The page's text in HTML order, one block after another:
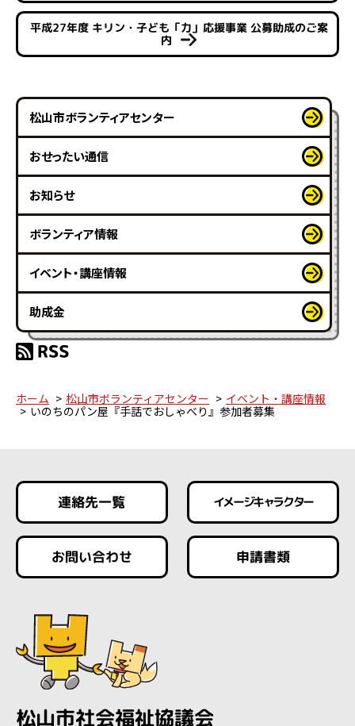
平成27年度 キリン・子ども「力」応援事業 公募助成のご案
内
松山市ボランティアセンター
おせったい通信
お知らせ
ボランティア情報
イベント・講座情報
助成金
ホーム 松山市ボランティアセンター
イベント・講座情報
いのちのパン屋『手話でおしゃべり』参加者募集
連絡先一覧 イメージキャラクター
お問い合わせ 申請書類
松山市社会福祉協議会